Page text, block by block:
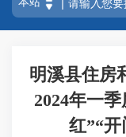
明溪县住房
2024年一
红”“